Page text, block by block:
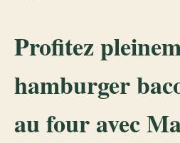
Profitez
hamburger
au four avec